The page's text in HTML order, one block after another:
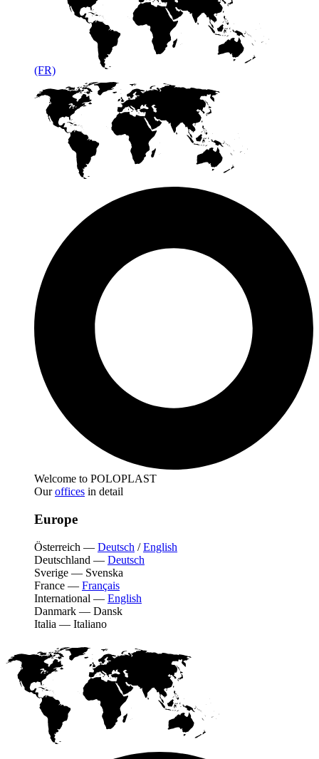
(FR)
Welcome to POLOPLAST
Ouroffices in detail
Europe
Österreich — Deutsch /English
Deutschland — Deutsch
Sverige — Svenska
France — Français
International — English
Danmark — Dansk
Italia — Italiano